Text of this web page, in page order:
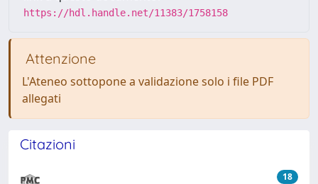
https://hdl.handle.net/11383/1758158
Attenzione
L'Ateneo sottopone a validazione solo i file PDF
allegati
Citazioni
18